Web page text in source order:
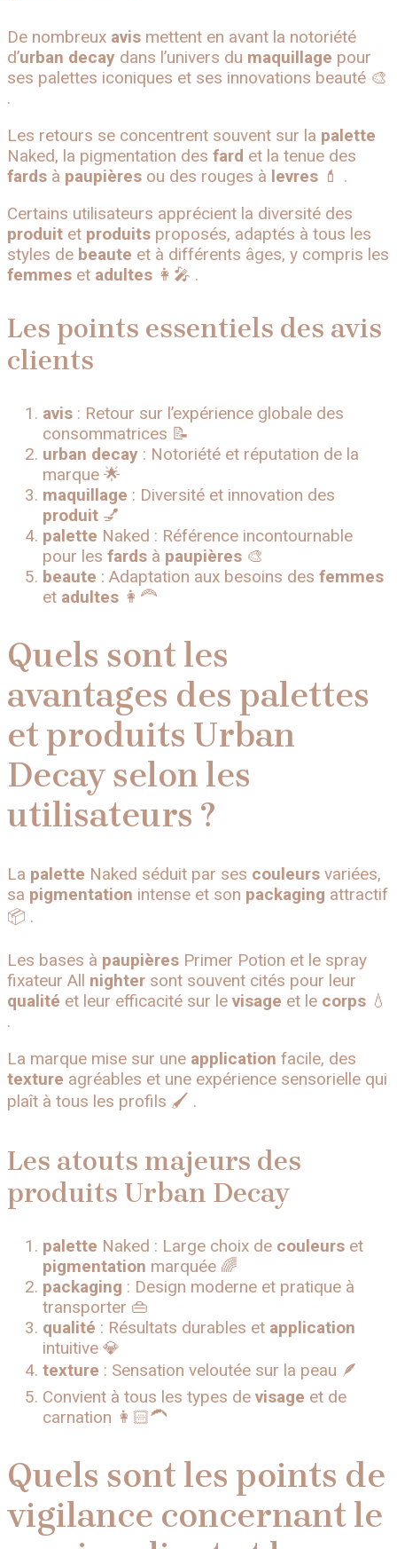
De nombreux avis mettent en avant la notoriété
d’urban decay dans l’univers du maquillage pour
ses palettes iconiques et ses innovations beauté 🎨
.
Les retours se concentrent souvent sur la palette
Naked, la pigmentation des fard et la tenue des
fards à paupières ou des rouges à levres 💄 .
Certains utilisateurs apprécient la diversité des
produit et produits proposés, adaptés à tous les
styles de beaute et à différents âges, y compris les
femmes et adultes 👩‍🎤 .
Les points essentiels des avis
clients
avis : Retour sur l’expérience globale des
consommatrices 📝
urban decay : Notoriété et réputation de la
marque 🌟
maquillage : Diversité et innovation des
produit 💅
palette Naked : Référence incontournable
pour les fards à paupières 🎨
beaute : Adaptation aux besoins des femmes
et adultes 👩‍🦰
Quels sont les
avantages des palettes
et produits Urban
Decay selon les
utilisateurs ?
La palette Naked séduit par ses couleurs variées,
sa pigmentation intense et son packaging attractif
📦 .
Les bases à paupières Primer Potion et le spray
fixateur All nighter sont souvent cités pour leur
qualité et leur efficacité sur le visage et le corps 💧
.
La marque mise sur une application facile, des
texture agréables et une expérience sensorielle qui
plaît à tous les profils 🖌️ .
Les atouts majeurs des
produits Urban Decay
palette Naked : Large choix de couleurs et
pigmentation marquée 🌈
packaging : Design moderne et pratique à
transporter 👜
qualité : Résultats durables et application
intuitive 💎
texture : Sensation veloutée sur la peau 🪶
Convient à tous les types de visage et de
carnation 👩🏻‍🦱
Quels sont les points de
vigilance concernant le